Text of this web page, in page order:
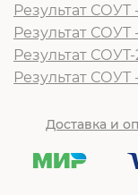
Результат СОУТ
Результат
Результат
Результат
Доставка и